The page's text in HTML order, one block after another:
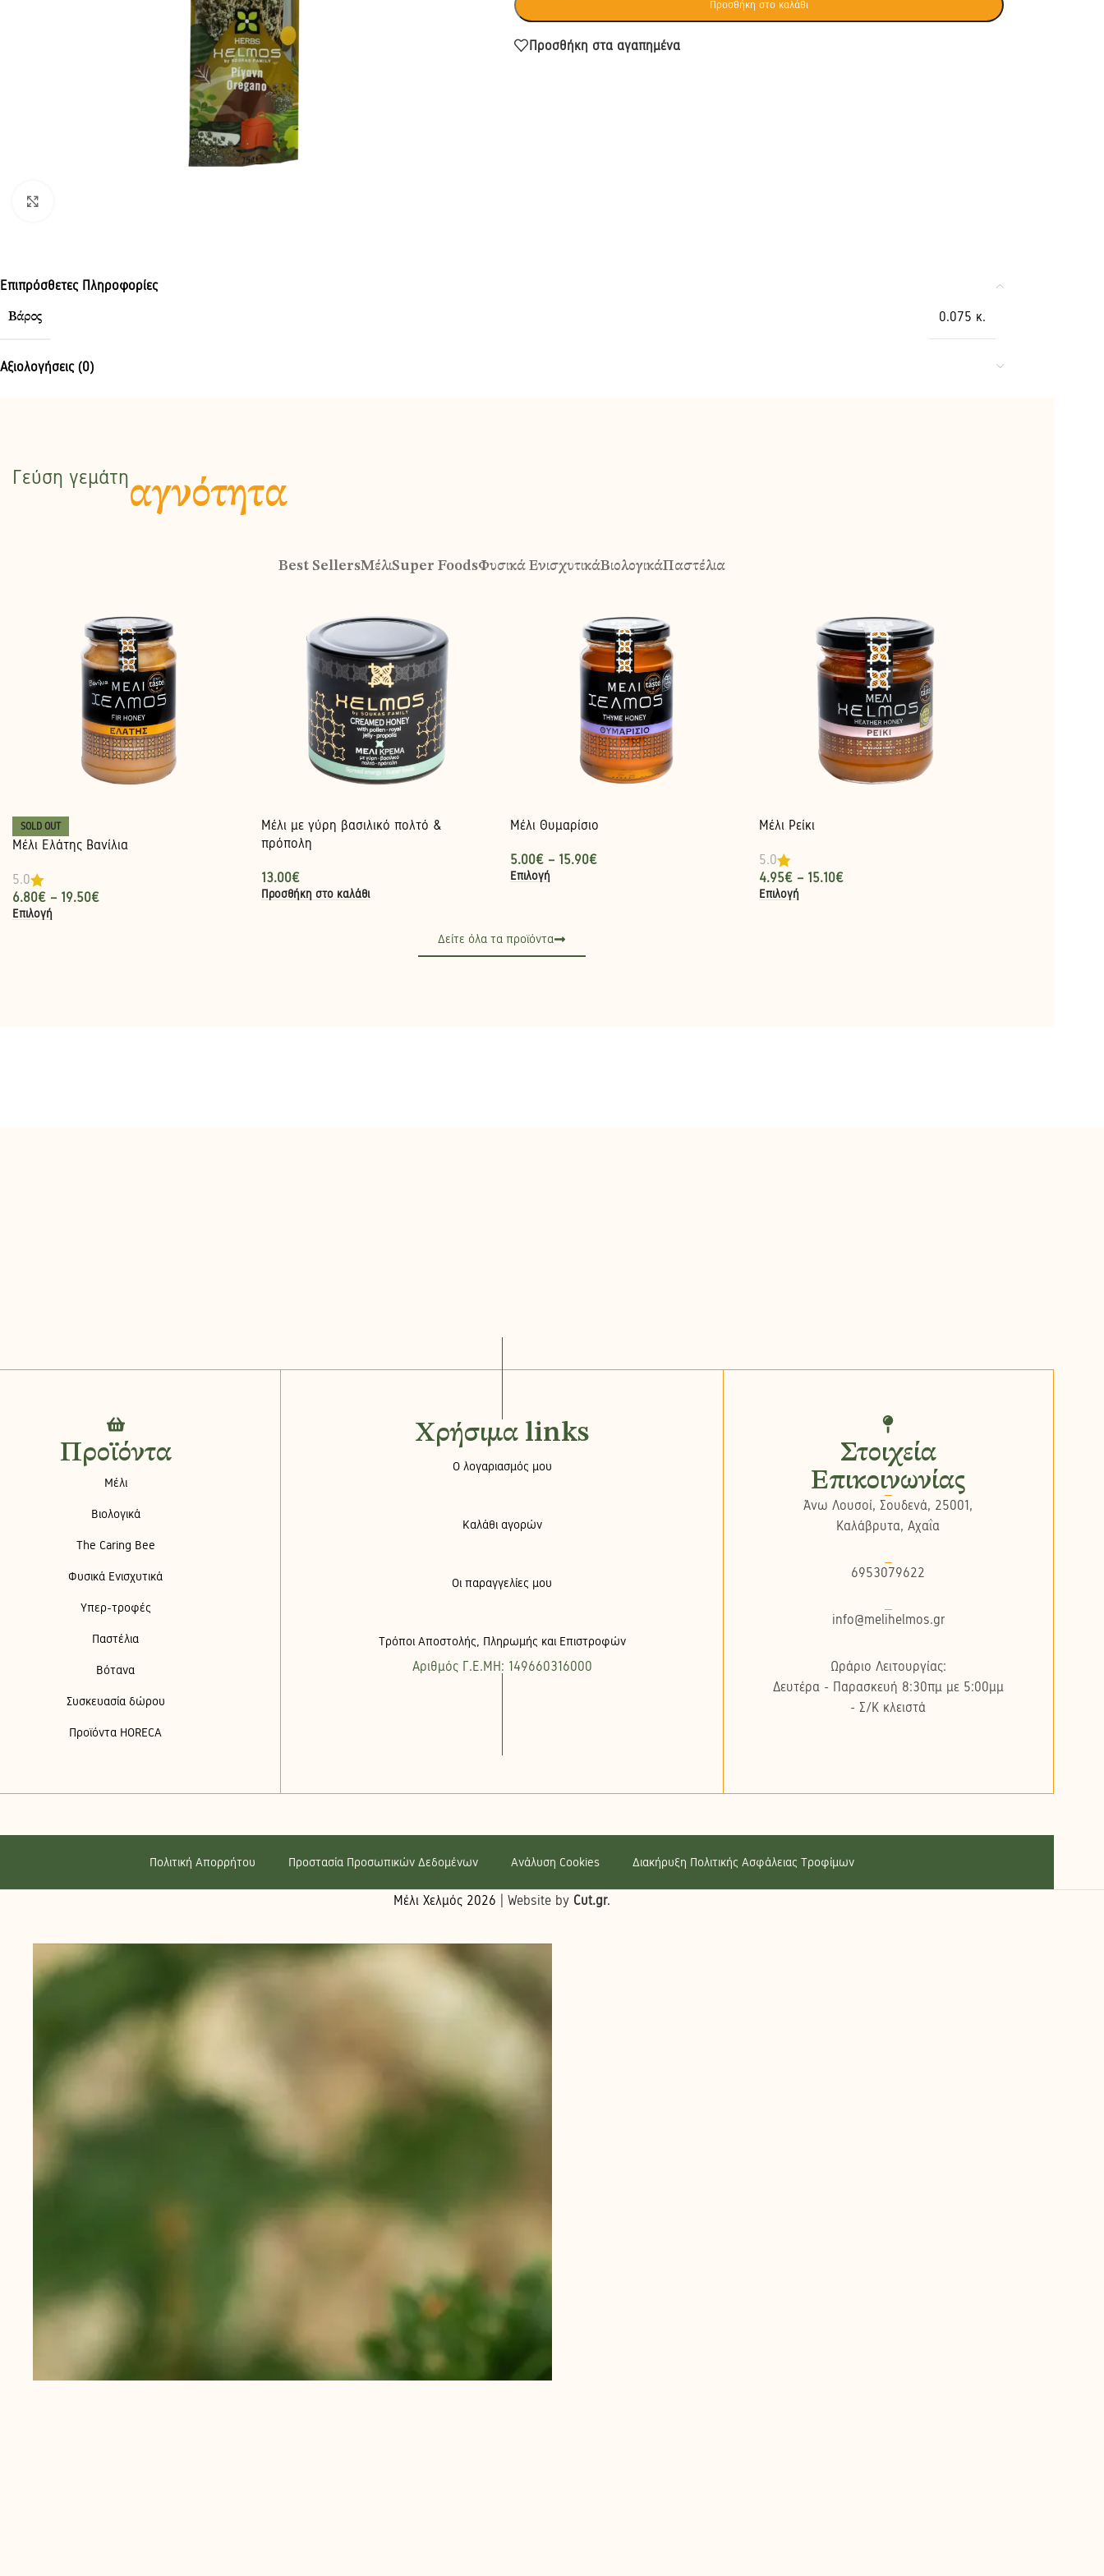
Προσθήκη στο καλάθι
Προσθήκη στα αγαπημένα
Επιπρόσθετες Πληροφορίες
Βάρος 0.075 κ.
Αξιολογήσεις (0)
Γεύση γεμάτηαγνότητα
Best SellersΜέλιSuper FoodsΦυσικά ΕνισχυτικάΒιολογικάΠαστέλια
SOLD OUT
Μέλι Ελάτης Βανίλια
5.0
6.80€ – 19.50€
Επιλογή
Μέλι με γύρη βασιλικό πολτό &
πρόπολη
13.00€
Προσθήκη στο καλάθι
Μέλι Θυμαρίσιο
5.00€ – 15.90€
Επιλογή
Μέλι Ρείκι
5.0
4.95€ – 15.10€
Επιλογή
Δείτε όλα τα προϊόντα
Προϊόντα
Μέλι
Βιολογικά
The Caring Bee
Φυσικά Ενισχυτικά
Υπερ-τροφές
Παστέλια
Βότανα
Συσκευασία δώρου
Προϊόντα HORECA
Χρήσιμα links
Ο λογαριασμός μου
Καλάθι αγορών
Οι παραγγελίες μου
Τρόποι Αποστολής, Πληρωμής και Επιστροφών
Αριθμός Γ.Ε.ΜΗ: 149660316000
Στοιχεία
Επικοινωνίας
Άνω Λουσοί, Σουδενά, 25001,
Καλάβρυτα, Αχαΐα
6953079622
info@melihelmos.gr
Ωράριο Λειτουργίας:
Δευτέρα - Παρασκευή 8:30πμ με 5:00μμ
- Σ/K κλειστά
Πολιτική Απορρήτου Προστασία Προσωπικών Δεδομένων Ανάλυση Cookies Διακήρυξη Πολιτικής Ασφάλειας Τροφίμων
Μέλι Χελμός 2026 | Website by Cut.gr.